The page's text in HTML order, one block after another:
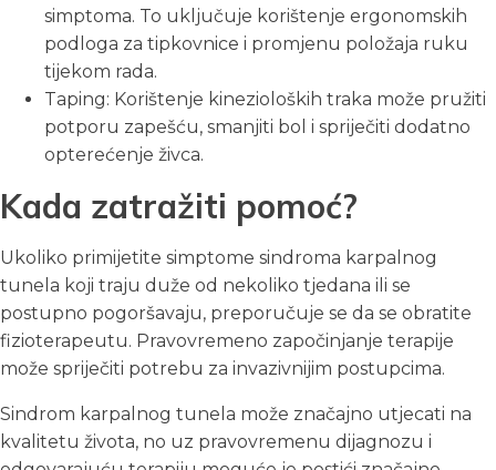
simptoma. To uključuje korištenje ergonomskih
podloga za tipkovnice i promjenu položaja ruku
tijekom rada.
Taping: Korištenje kinezioloških traka može pružiti
potporu zapešću, smanjiti bol i spriječiti dodatno
opterećenje živca.
Kada zatražiti pomoć?
Ukoliko primijetite simptome sindroma karpalnog
tunela koji traju duže od nekoliko tjedana ili se
postupno pogoršavaju, preporučuje se da se obratite
fizioterapeutu. Pravovremeno započinjanje terapije
može spriječiti potrebu za invazivnijim postupcima.
Sindrom karpalnog tunela može značajno utjecati na
kvalitetu života, no uz pravovremenu dijagnozu i